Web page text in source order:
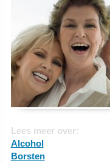
Lees meer over:
Alcohol
Borsten